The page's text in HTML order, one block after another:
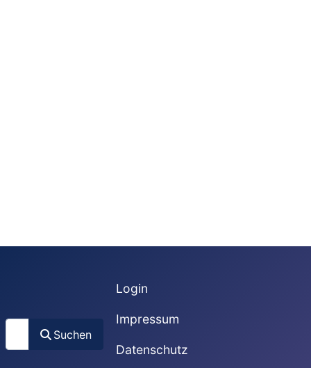
Suchen
Suchen
Login
Impressum
Datenschutz